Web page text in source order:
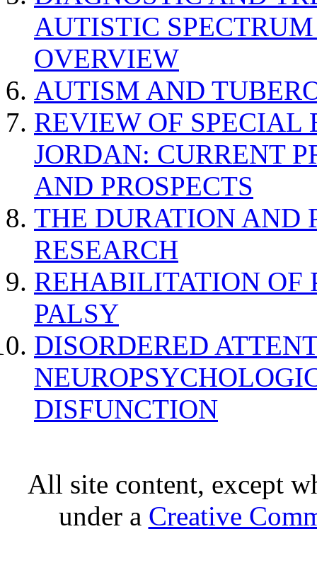
AUTISTIC
OVERVIEW
AUTISM AND
REVIEW OF SPECIAL
JORDAN: CURRENT
AND PROSPECTS
THE DURATION AND
RESEARCH
REHABILITATION OF
PALSY
DISORDERED
DISFUNCTION
All site content, except
under a Creative